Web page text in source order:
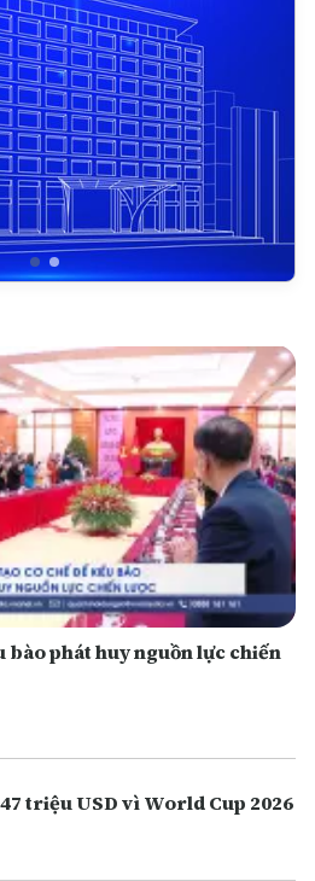
bào phát huy nguồn lực chiến
triệu USD vì World Cup 2026